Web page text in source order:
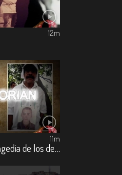
12m
In memoriam, la tragedia de los desaparecidos
11m